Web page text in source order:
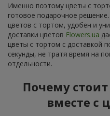
Именно поэтому цветы с
готовое подарочное
цветов с тортом, удобен и
доставки цветов Flowers.ua
цветы с тортом с доставкой
секунды, не тратя время на
отдельности.
Почему
вместе с